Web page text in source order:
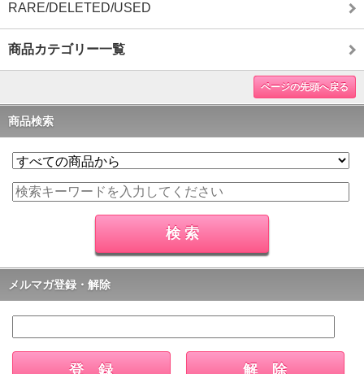
RARE/DELETED/USED
商品カテゴリー一覧
ページの先頭へ戻る
商品検索
メルマガ登録・解除